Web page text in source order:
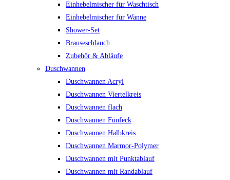
Einhebelmischer für Waschtisch
Einhebelmischer für Wanne
Shower-Set
Brauseschlauch
Zubehör & Abläufe
Duschwannen
Duschwannen Acryl
Duschwannen Viertelkreis
Duschwannen flach
Duschwannen Fünfeck
Duschwannen Halbkreis
Duschwannen Marmor-Polymer
Duschwannen mit Punktablauf
Duschwannen mit Randablauf